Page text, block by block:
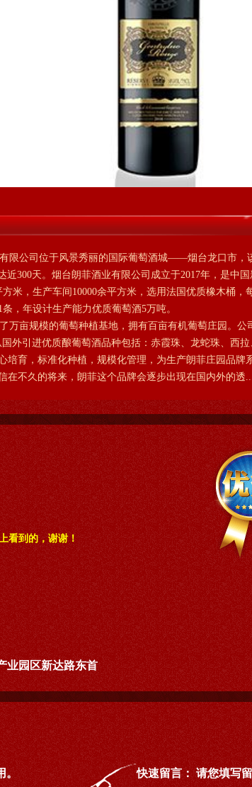
限公司位于风景秀丽的国际葡萄酒城——烟台龙口市，
近300天。烟台朗菲酒业有限公司成立于2017年，是中
方米，生产车间10000余平方米，选用法国优质橡木桶，
，年设计生产能力优质葡萄酒5万吨。
万亩规模的葡萄种植基地，拥有百亩有机葡萄庄园。公
国外引进优质酿葡萄酒品种包括：赤霞珠、龙蛇珠、西
培育，标准化种植，规模化管理，为生产朗菲庄园品牌
在不久的将来，朗菲这个品牌会逐步出现在国内外的透
看到的，谢谢！
业园区新达路东首
快速留言： 请您填写